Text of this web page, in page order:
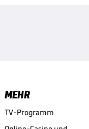
MEHR
TV-Programm